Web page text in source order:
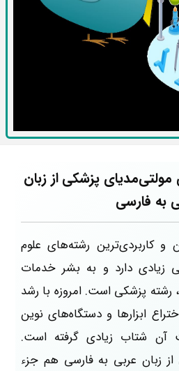
مولتی‌مدیای پزشکی از زبان
به فارسی
کاربردی‌ترین رشته‌های علوم
زیادی دارد و به بشر خدمات
رشته پزشکی است. امروزه با رشد
ابزارها و دستگاه‌های نوین
شتاب زیادی گرفته است.
زبان عربی به فارسی هم جزء